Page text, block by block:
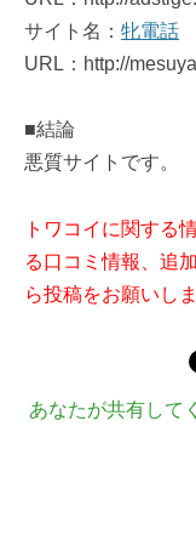
サイト名： 牝電話
URL：http://
■結論
悪質サイトです。
トワコイに関する
る口コミ情報、追
ら投稿をお願いしま
あなたが共有して